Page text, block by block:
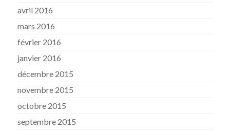
avril 2016
mars 2016
février 2016
janvier 2016
décembre 2015
novembre 2015
octobre 2015
septembre 2015